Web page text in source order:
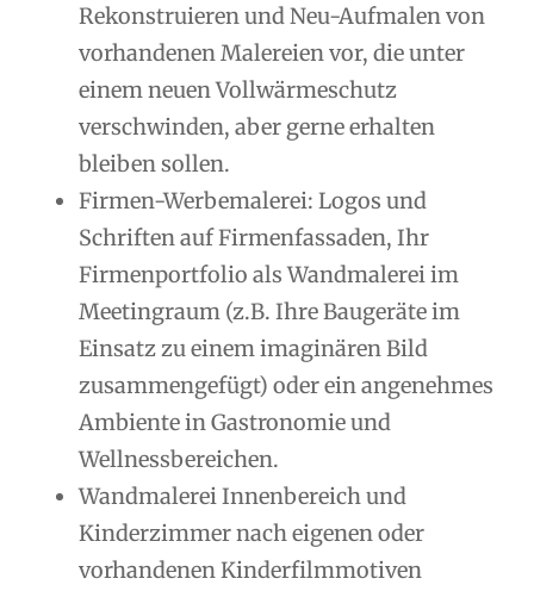
Rekonstruieren und Neu-Aufmalen von
vorhandenen Malereien vor, die unter
einem neuen Vollwärmeschutz
verschwinden, aber gerne erhalten
bleiben sollen.
Firmen-Werbemalerei: Logos und
Schriften auf Firmenfassaden, Ihr
Firmenportfolio als Wandmalerei im
Meetingraum (z.B. Ihre Baugeräte im
Einsatz zu einem imaginären Bild
zusammengefügt) oder ein angenehmes
Ambiente in Gastronomie und
Wellnessbereichen.
Wandmalerei Innenbereich und
Kinderzimmer nach eigenen oder
vorhandenen Kinderfilmmotiven